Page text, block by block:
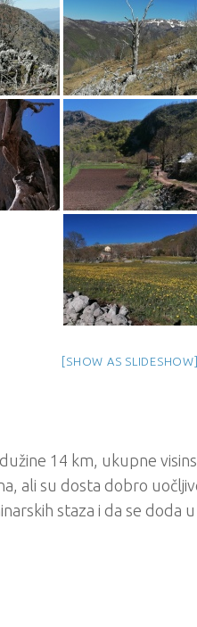
[SHOW AS SLIDESHOW]
14 km, ukupne
ali su dosta dobro
staza i da se doda